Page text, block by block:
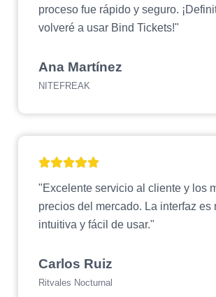
proceso fue rápido y seguro.
volveré a usar Bind Tickets!"
Ana Martínez
NITEFREAK
"Excelente servicio al cliente y los
precios del mercado. La interfaz es
intuitiva y fácil de usar."
Carlos Ruiz
Ritvales Nocturnal